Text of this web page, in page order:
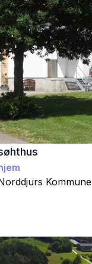
Kommune